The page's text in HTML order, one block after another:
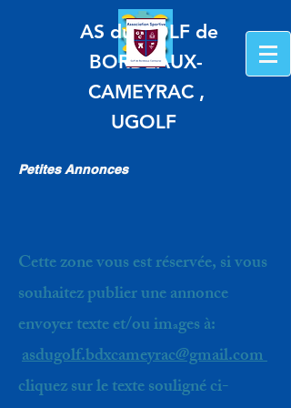
AS du GOLF de
BORDEAUX-
CAMEYRAC ,
UGOLF
Petites Annonces
Cette zone vous est réservée, si vous
souhaitez publier une annonce
envoyer texte et/ou images à:
asdugolf.bdxcameyrac@gmail.com
cliquez sur le texte souligné ci-